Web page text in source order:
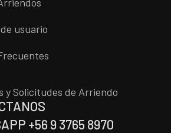
usuario
y Solicitudes de Arriendo
+56 9 3765 8970